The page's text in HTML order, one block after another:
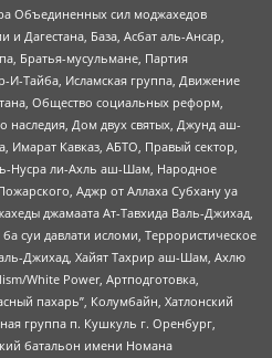
Объединенных сил моджахедов
и Дагестана, База, Асбат аль-Ансар,
Братья-мусульмане, Партия
И-Тайба, Исламская группа, Движение
Общество социальных реформ,
наследия, Дом двух святых, Джунд аш-
Имарат Кавказ, АБТО, Правый сектор,
Нусра ли-Ахль аш-Шам, Народное
Аджр от Аллаха Субхану уа
джамаата Ат-Тавхида Валь-Джихад,
суи давлати исломи, Террористическое
Джихад, Хайят Тахрир аш-Шам, Ахлю
White Power, Артподготовка,
пахарь”, Колумбайн, Хатлонский
группа п. Кушкуль г. Оренбург,
батальон имени Номана